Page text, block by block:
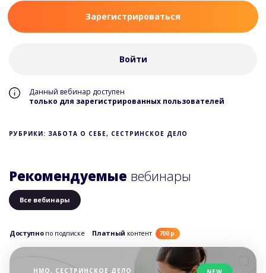
Зарегистрироваться
Войти
Данный вебинар доступен
только для зарегистрированных пользователей
РУБРИКИ: ЗАБОТА О СЕБЕ, СЕСТРИНСКОЕ ДЕЛО
Рекомендуемые вебинары
Все вебинары
Доступнопо подписке Платный контент 700 р.
НМО, СЕСТРИНСКОЕ ДЕЛО